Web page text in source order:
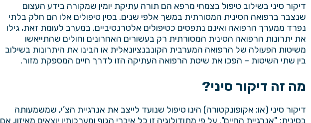
דיקור סיני בשילוב טיפול בצמחי מרפא הם תורה עתיקת יומין שמקורה בידע העצום
שנצבר ברפואה הסינית המסורתית במשך אלפי שנים. בסין טיפולים אלו הם חלק בלתי
נפרד ממערך הרפואה ואינם נתפסים כטיפולים אלטרנטיביים. במערב לעומת זאת, גילו
את יתרונות הרפואה הסינית המסורתית רק בעשורים האחרונים וחולים שהתייאשו
משיטות הפעולה של הרפואה המערבית הקונבנציונאלית או הבינו את היתרונות בשילוב
בין שתי השיטות – הפכו את שיטת הרפואה העתיקה הזו לדרך חיים המספקת מזור.
מה זה דיקור סיני?
דיקור סיני (או: אקופונקטורה) הינו טיפול שנועד לייצב את אנרגיית הצ’י, שמשמעותה
בסינית: "אנרגיית החיים". על פי מתודולוגיה זו כל איברי הגוף ומערכותיו יוצאים מאיזון, אם